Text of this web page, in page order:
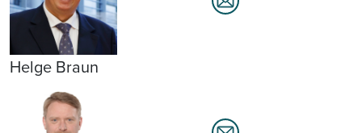
Helge Braun